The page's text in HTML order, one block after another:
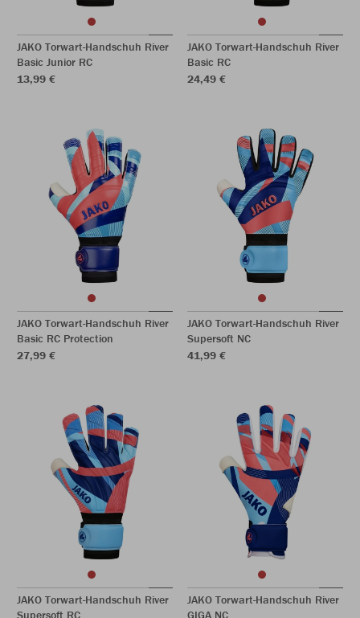
JAKO Torwart-Handschuh River
Basic Junior RC
13,99 €
JAKO Torwart-Handschuh River
Basic RC
24,49 €
JAKO Torwart-Handschuh River
Basic RC Protection
27,99 €
JAKO Torwart-Handschuh River
Supersoft NC
41,99 €
JAKO Torwart-Handschuh River
Supersoft RC
JAKO Torwart-Handschuh River
GIGA NC